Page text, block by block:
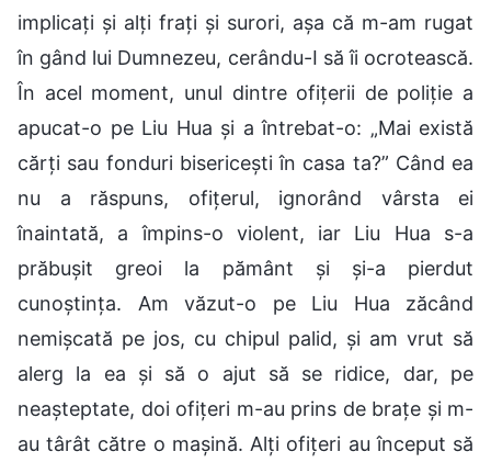
implicați și alți frați și surori, așa că m-am rugat
în gând lui Dumnezeu, cerându-I să îi ocrotească.
În acel moment, unul dintre ofițerii de poliție a
apucat-o pe Liu Hua și a întrebat-o: „Mai există
cărți sau fonduri bisericești în casa ta?” Când ea
nu a răspuns, ofițerul, ignorând vârsta ei
înaintată, a împins-o violent, iar Liu Hua s-a
prăbușit greoi la pământ și și-a pierdut
cunoștința. Am văzut-o pe Liu Hua zăcând
nemișcată pe jos, cu chipul palid, și am vrut să
alerg la ea și să o ajut să se ridice, dar, pe
neașteptate, doi ofițeri m-au prins de brațe și m-
au târât către o mașină. Alți ofițeri au început să